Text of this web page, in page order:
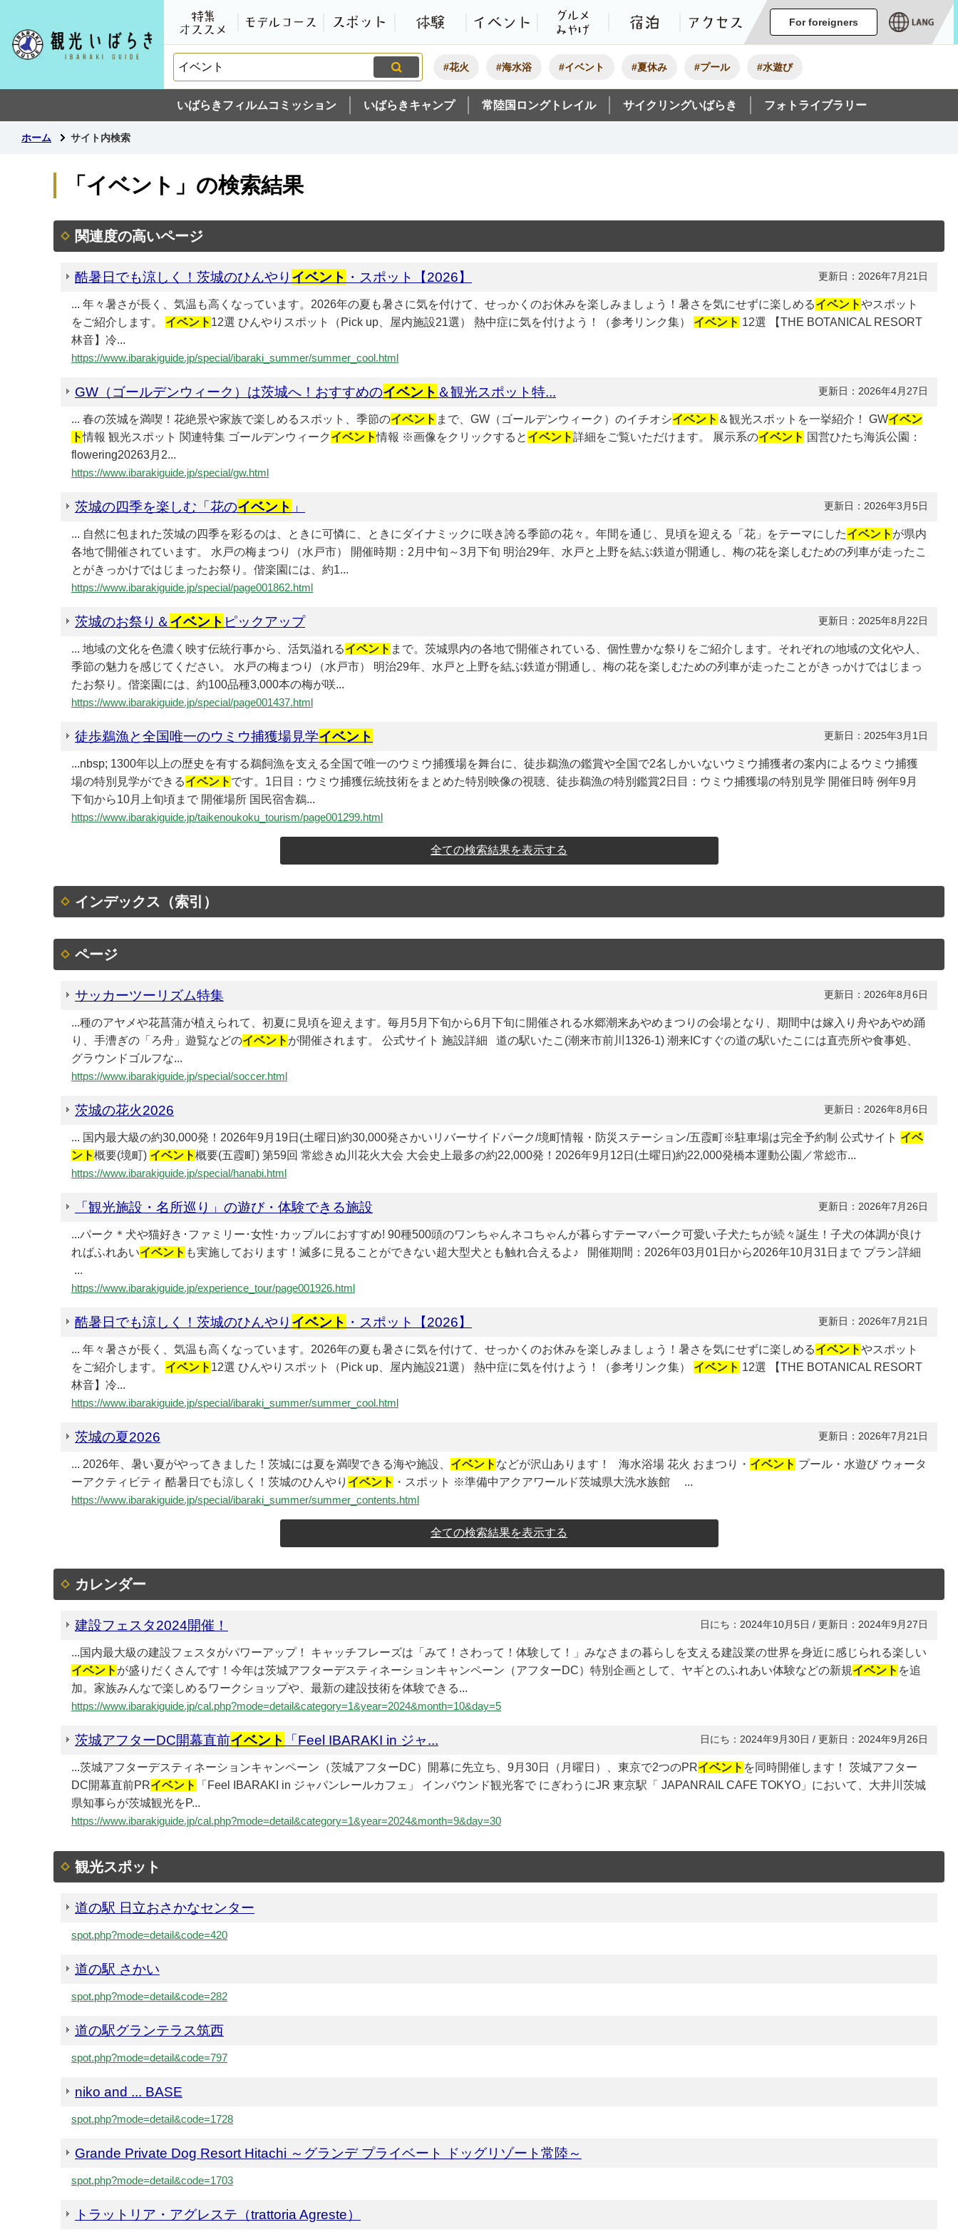
観光いばらき公式ホームページ
特集・オススメ
モデルコーススポット 体験 イベント グルメ・みやげ宿泊 アクセス
For foreigners
#花火 #海水浴 #イベント #夏休み #プール #水遊び
いばらきフィルムコミッション いばらきキャンプ 常陸国ロングトレイル サイクリングいばらき フォトライブラリー
ホーム サイト内検索
「イベント」の検索結果
関連度の高いページ
酷暑日でも涼しく！茨城のひんやり イベント ・スポット【2026】 更新日：2026年7月21日
... 年々暑さが長く、気温も高くなっています。2026年の夏も暑さに気を付けて、せっかくのお休みを楽しみましょう！暑さを気にせずに楽しめるイベントやスポット
をご紹介します。 イベント 12選 ひんやりスポット（Pick up、屋内施設21選） 熱中症に気を付けよう！（参考リンク集） イベント 12選 【THE BOTANICAL RESORT
林音】冷...
https://www.ibarakiguide.jp/special/ibaraki_summer/summer_cool.html
GW（ゴールデンウィーク）は茨城へ！おすすめのイベント ＆観光スポット特... 更新日：2026年4月27日
... 春の茨城を満喫！花絶景や家族で楽しめるスポット、季節のイベント まで、GW（ゴールデンウィーク）のイチオシイベント ＆観光スポットを一挙紹介！ GWイベン
ト情報 観光スポット 関連特集 ゴールデンウィーク イベント情報 ※画像をクリックすると イベント詳細をご覧いただけます。 展示系のイベント 国営ひたち海浜公園：
flowering20263月2...
https://www.ibarakiguide.jp/special/gw.html
茨城の四季を楽しむ「花のイベント 」 更新日：2026年3月5日
... 自然に包まれた茨城の四季を彩るのは、ときに可憐に、ときにダイナミックに咲き誇る季節の花々。年間を通じ、見頃を迎える「花」をテーマにしたイベント が県内
各地で開催されています。 水戸の梅まつり（水戸市） 開催時期：2月中旬～3月下旬 明治29年、水戸と上野を結ぶ鉄道が開通し、梅の花を楽しむための列車が走ったこ
とがきっかけではじまったお祭り。偕楽園には、約1...
https://www.ibarakiguide.jp/special/page001862.html
茨城のお祭り＆イベント ピックアップ 更新日：2025年8月22日
... 地域の文化を色濃く映す伝統行事から、活気溢れるイベント まで。茨城県内の各地で開催されている、個性豊かな祭りをご紹介します。それぞれの地域の文化や人、
季節の魅力を感じてください。 水戸の梅まつり（水戸市） 明治29年、水戸と上野を結ぶ鉄道が開通し、梅の花を楽しむための列車が走ったことがきっかけではじまっ
たお祭り。偕楽園には、約100品種3,000本の梅が咲...
https://www.ibarakiguide.jp/special/page001437.html
徒歩鵜漁と全国唯一のウミウ捕獲場見学イベント 更新日：2025年3月1日
...nbsp; 1300年以上の歴史を有する鵜飼漁を支える全国で唯一のウミウ捕獲場を舞台に、徒歩鵜漁の鑑賞や全国で2名しかいないウミウ捕獲者の案内によるウミウ捕獲
場の特別見学ができるイベント です。1日目：ウミウ捕獲伝統技術をまとめた特別映像の視聴、徒歩鵜漁の特別鑑賞2日目：ウミウ捕獲場の特別見学 開催日時 例年9月
下旬から10月上旬頃まで 開催場所 国民宿舎鵜...
https://www.ibarakiguide.jp/taikenoukoku_tourism/page001299.html
インデックス（索引）
ページ
サッカーツーリズム特集 更新日：2026年8月6日
...種のアヤメや花菖蒲が植えられて、初夏に見頃を迎えます。毎月5月下旬から6月下旬に開催される水郷潮来あやめまつりの会場となり、期間中は嫁入り舟やあやめ踊
り、手漕ぎの「ろ舟」遊覧などのイベント が開催されます。 公式サイト 施設詳細 道の駅いたこ(潮来市前川1326-1) 潮来ICすぐの道の駅いたこには直売所や食事処、
グラウンドゴルフな...
https://www.ibarakiguide.jp/special/soccer.html
茨城の花火2026 更新日：2026年8月6日
... 国内最大級の約30,000発！2026年9月19日(土曜日)約30,000発さかいリバーサイドパーク/境町情報・防災ステーション/五霞町※駐車場は完全予約制 公式サイト イベ
ント概要(境町) イベント概要(五霞町) 第59回 常総きぬ川花火大会 大会史上最多の約22,000発！2026年9月12日(土曜日)約22,000発橋本運動公園／常総市...
https://www.ibarakiguide.jp/special/hanabi.html
「観光施設・名所巡り」の遊び・体験できる施設 更新日：2026年7月26日
...パーク＊犬や猫好き･ファミリー･女性･カップルにおすすめ! 90種500頭のワンちゃんネコちゃんが暮らすテーマパーク可愛い子犬たちが続々誕生！子犬の体調が良け
ればふれあいイベント も実施しております！滅多に見ることができない超大型犬とも触れ合えるよ♪ 開催期間：2026年03月01日から2026年10月31日まで プラン詳細
...
https://www.ibarakiguide.jp/experience_tour/page001926.html
酷暑日でも涼しく！茨城のひんやり イベント ・スポット【2026】 更新日：2026年7月21日
... 年々暑さが長く、気温も高くなっています。2026年の夏も暑さに気を付けて、せっかくのお休みを楽しみましょう！暑さを気にせずに楽しめるイベントやスポット
をご紹介します。 イベント 12選 ひんやりスポット（Pick up、屋内施設21選） 熱中症に気を付けよう！（参考リンク集） イベント 12選 【THE BOTANICAL RESORT
林音】冷...
https://www.ibarakiguide.jp/special/ibaraki_summer/summer_cool.html
茨城の夏2026 更新日：2026年7月21日
... 2026年、暑い夏がやってきました！茨城には夏を満喫できる海や施設、 イベント などが沢山あります！ 海水浴場 花火 おまつり・ イベント プール・水遊び ウォータ
ーアクティビティ 酷暑日でも涼しく！茨城のひんやり イベント ・スポット ※準備中アクアワールド茨城県大洗水族館 ...
https://www.ibarakiguide.jp/special/ibaraki_summer/summer_contents.html
カレンダー
建設フェスタ2024開催！ 日にち：2024年10月5日 / 更新日：2024年9月27日
...国内最大級の建設フェスタがパワーアップ！ キャッチフレーズは「みて！さわって！体験して！」みなさまの暮らしを支える建設業の世界を身近に感じられる楽しい
イベント が盛りだくさんです！今年は茨城アフターデスティネーションキャンペーン（アフターDC）特別企画として、ヤギとのふれあい体験などの新規イベント を追
加。家族みんなで楽しめるワークショップや、最新の建設技術を体験できる...
https://www.ibarakiguide.jp/cal.php?mode=detail&category=1&year=2024&month=10&day=5
茨城アフターDC開幕直前イベント 「Feel IBARAKI in ジャ... 日にち：2024年9月30日 / 更新日：2024年9月26日
...茨城アフターデスティネーションキャンペーン（茨城アフターDC）開幕に先立ち、9月30日（月曜日）、東京で2つのPRイベント を同時開催します！ 茨城アフター
DC開幕直前PRイベント
「Feel IBARAKI in ジャパンレールカフェ」 インバウンド観光客で にぎわうにJR 東京駅「 JAPANRAIL CAFE TOKYO」において、大井川茨城
県知事らが茨城観光をP...
https://www.ibarakiguide.jp/cal.php?mode=detail&category=1&year=2024&month=9&day=30
観光スポット
道の駅 日立おさかなセンター
spot.php?mode=detail&code=420
道の駅 さかい
spot.php?mode=detail&code=282
道の駅グランテラス筑西
spot.php?mode=detail&code=797
niko and ... BASE
spot.php?mode=detail&code=1728
Grande Private Dog Resort Hitachi ～グランデ プライベート ドッグリゾート常陸～
spot.php?mode=detail&code=1703
トラットリア・アグレステ（trattoria Agreste）